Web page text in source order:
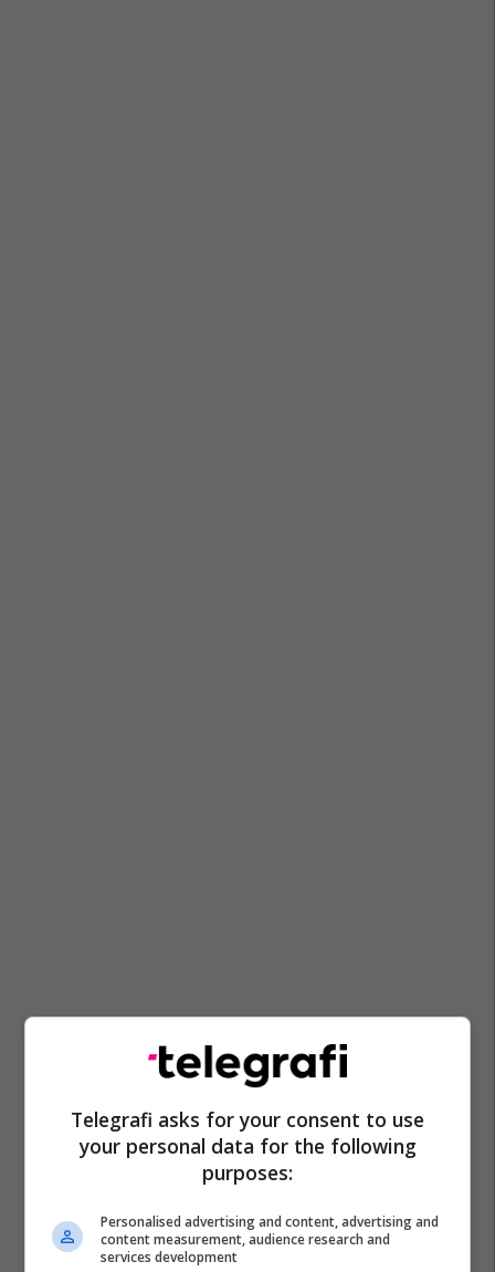
Ish Minister I Shendetesise
Kryesia E Ldk
Lidhja Demokratike E Kosovës
Alush Gashi
Telegrafi asks for your consent to use
your personal data for the following
purposes:
Personalised advertising and content, advertising and
content measurement, audience research and
services development